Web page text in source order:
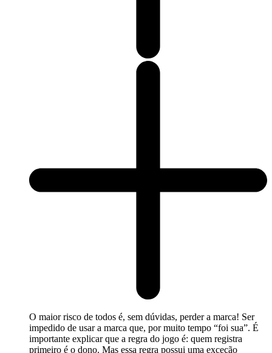
O maior risco de todos é, sem dúvidas, perder a marca! Ser
impedido de usar a marca que, por muito tempo “foi sua”. É
importante explicar que a regra do jogo é: quem registra
primeiro é o dono. Mas essa regra possui uma exceção